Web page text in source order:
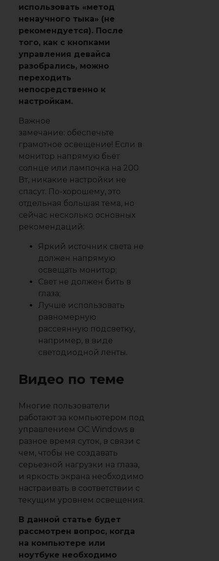
использовать «метод
ненаучного тыка» (не
рекомендуется). После
того, как с кнопками
управления девайса
разобрались, можно
переходить
непосредственно к
настройкам.
Важное
замечание: обеспечьте
грамотное освещение! Если в
монитор напрямую бьёт
солнце или лампочка на 200
Вт, никакие настройки не
спасут. По-хорошему, это
отдельная большая тема, но
сейчас несколько основных
рекомендаций:
Яркий источник света не
должен напрямую
освещать монитор;
Свет не должен бить в
глаза;
Лучше использовать
равномерную
рассеянную подсветку,
например, в виде
светодиодной ленты.
Видео по теме
Многие пользователи
работают за компьютером под
управлением ОС Windows в
разное время суток, в связи с
чем, чтобы не создавать
серьезной нагрузки на глаза,
и яркость экрана необходимо
настраивать в соответствии с
текущим уровнем освещения.
В данной статье будет
рассмотрен вопрос, когда
на компьютере или
ноутбуке необходимо